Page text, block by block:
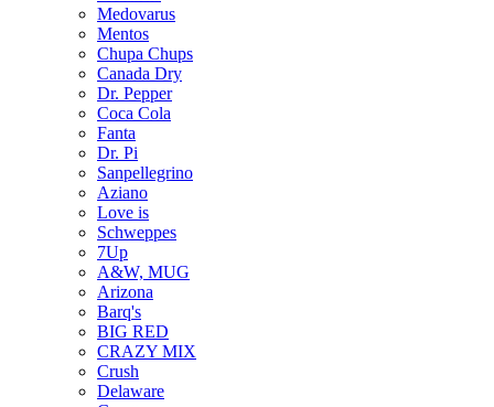
Medovarus
Mentos
Chupa Chups
Canada Dry
Dr. Pepper
Coca Cola
Fanta
Dr. Pi
Sanpellegrino
Aziano
Love is
Schweppes
7Up
A&W, MUG
Arizona
Barq's
BIG RED
CRAZY MIX
Crush
Delaware